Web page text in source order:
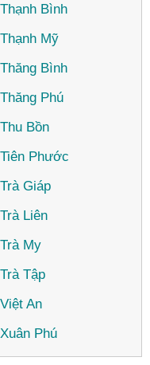
Thạnh Bình
Thạnh Mỹ
Thăng Bình
Thăng Phú
Thu Bồn
Tiên Phước
Trà Giáp
Trà Liên
Trà My
Trà Tập
Việt An
Xuân Phú